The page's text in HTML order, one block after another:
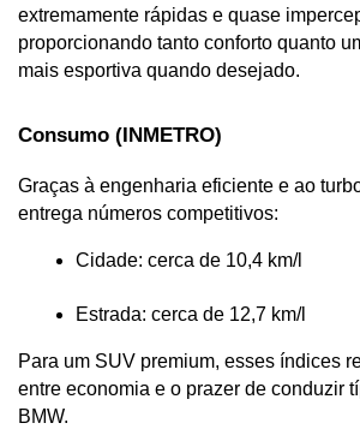
extremamente rápidas e quase
proporcionando tanto conforto quanto
mais esportiva quando desejado.
Consumo (INMETRO)
Graças à engenharia eficiente e ao
entrega números competitivos:
Cidade: cerca de 10,4 km/l
Estrada: cerca de 12,7 km/l
Para um SUV premium, esses índices
entre economia e o prazer de conduzir
BMW.